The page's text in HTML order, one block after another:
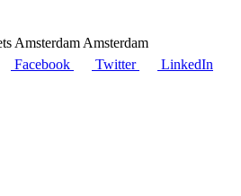
Amsterdam
Facebook Twitter LinkedIn